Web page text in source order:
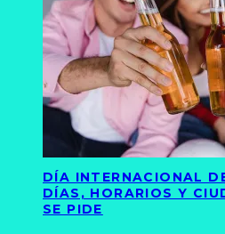
DÍA INTERNACIONAL
DÍAS, HORARIOS Y
SE PIDE